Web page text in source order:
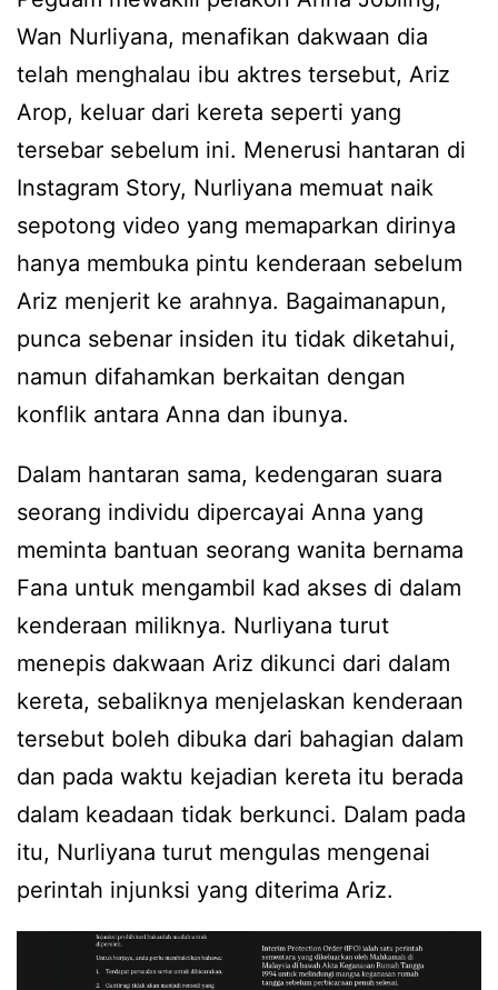
Wan Nurliyana, menafikan dakwaan dia
telah menghalau ibu aktres tersebut, Ariz
Arop, keluar dari kereta seperti yang
tersebar sebelum ini. Menerusi hantaran di
Instagram Story, Nurliyana memuat naik
sepotong video yang memaparkan dirinya
hanya membuka pintu kenderaan sebelum
Ariz menjerit ke arahnya. Bagaimanapun,
punca sebenar insiden itu tidak diketahui,
namun difahamkan berkaitan dengan
konflik antara Anna dan ibunya.
Dalam hantaran sama, kedengaran suara
seorang individu dipercayai Anna yang
meminta bantuan seorang wanita bernama
Fana untuk mengambil kad akses di dalam
kenderaan miliknya. Nurliyana turut
menepis dakwaan Ariz dikunci dari dalam
kereta, sebaliknya menjelaskan kenderaan
tersebut boleh dibuka dari bahagian dalam
dan pada waktu kejadian kereta itu berada
dalam keadaan tidak berkunci. Dalam pada
itu, Nurliyana turut mengulas mengenai
perintah injunksi yang diterima Ariz.